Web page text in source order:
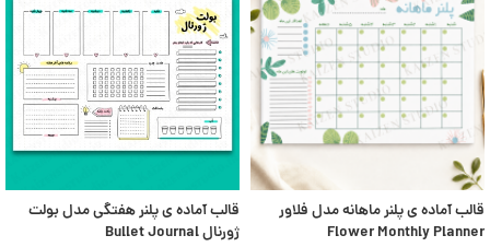
قالب آماده ی پلنر ماهانه مدل فلاور
Flower Monthly Planner
قالب آماده ی پلنر هفتگی مدل بولت
ژورنال Bullet Journal